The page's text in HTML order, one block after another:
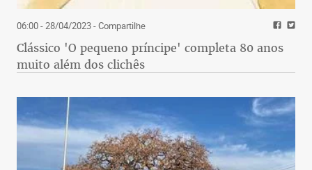
06:00 - 28/04/2023- Compartilhe
Clássico 'O pequeno príncipe' completa 80 anos
muito além dos clichês